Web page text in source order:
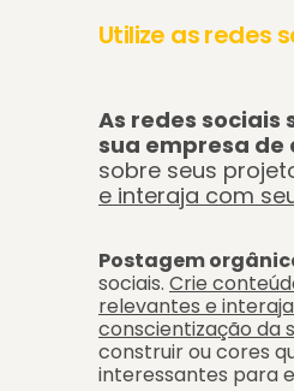
Utilize as redes
As redes
sua empresa
sobre seus
e interaja com
Postagem
sociais. Crie
relevantes e
conscientização da
construir ou cores
interessantes para